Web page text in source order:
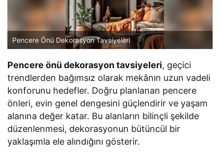
Pencere Önü Dekorasyon Tavsiyeleri
Pencere önü dekorasyon tavsiyeleri, geçici
trendlerden bağımsız olarak mekânın uzun vadeli
konforunu hedefler. Doğru planlanan pencere
önleri, evin genel dengesini güçlendirir ve yaşam
alanına değer katar. Bu alanların bilinçli şekilde
düzenlenmesi, dekorasyonun bütüncül bir
yaklaşımla ele alındığını gösterir.